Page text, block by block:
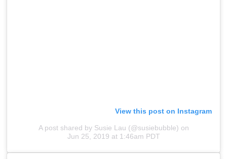
View this post on Instagram
A post shared by Susie Lau (@susiebubble) on
Jun 25, 2019 at 1:46am PDT